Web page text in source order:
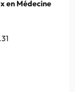
en Médecine